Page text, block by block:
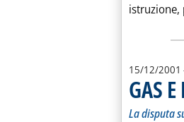
istruzione,
15/12/2001
GAS
La disputa